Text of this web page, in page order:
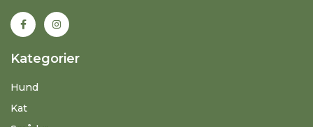
Kategorier
Hund
Kat